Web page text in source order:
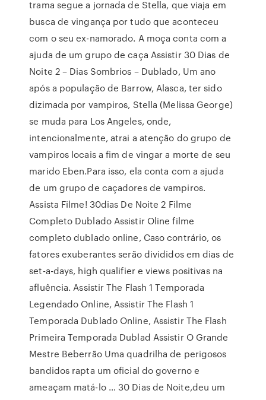
trama segue a jornada de Stella, que viaja em
busca de vingança por tudo que aconteceu
com o seu ex-namorado. A moça conta com a
ajuda de um grupo de caça Assistir 30 Dias de
Noite 2 – Dias Sombrios – Dublado, Um ano
após a população de Barrow, Alasca, ter sido
dizimada por vampiros, Stella (Melissa George)
se muda para Los Angeles, onde,
intencionalmente, atrai a atenção do grupo de
vampiros locais a fim de vingar a morte de seu
marido Eben.Para isso, ela conta com a ajuda
de um grupo de caçadores de vampiros.
Assista Filme! 30dias De Noite 2 Filme
Completo Dublado Assistir Oline filme
completo dublado online, Caso contrário, os
fatores exuberantes serão divididos em dias de
set-a-days, high qualifier e views positivas na
afluência. Assistir The Flash 1 Temporada
Legendado Online, Assistir The Flash 1
Temporada Dublado Online, Assistir The Flash
Primeira Temporada Dublad Assistir O Grande
Mestre Beberrão Uma quadrilha de perigosos
bandidos rapta um oficial do governo e
ameaçam matá-lo … 30 Dias de Noite,deu um